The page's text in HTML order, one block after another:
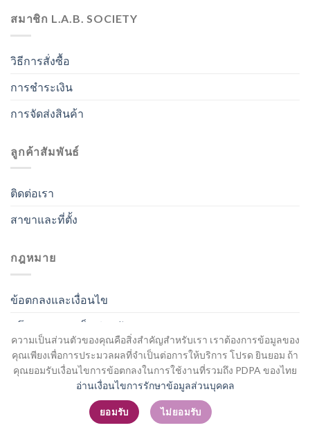
ความเป็นส่วนตัวของคุณคือสิ่งสำคัญสำหรับเรา เราต้องการข้อมูลของ
คุณเพียงเพื่อการประมวลผลที่จำเป็นต่อการให้บริการ โปรด ยินยอม ถ้า
คุณยอมรับเงื่อนไขการข้อตกลงในการใช้งานที่รวมถึง PDPA ของไทย
อ่านเงื่อนไขการรักษาข้อมูลส่วนบุคคล
ยอมรับ ไม่ยอมรับ
สมาชิก L.A.B. SOCIETY
วิธีการสั่งซื้อ
การชำระเงิน
การจัดส่งสินค้า
ลูกค้าสัมพันธ์
ติดต่อเรา
สาขาและที่ตั้ง
กฎหมาย
ข้อตกลงและเงื่อนไข
นโยบายความเป็นส่วนตัว
สมัครสมาชิก / เข้าสู่ระบบ
Copyright 2026 ©Flatsome Theme